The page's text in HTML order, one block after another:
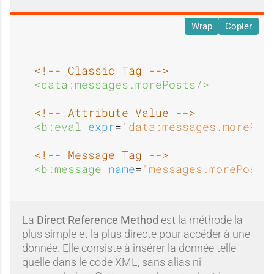
<!-- Classic Tag -->
<data:messages.morePosts/>
<!-- Attribute Value -->
<b:eval expr=
<!-- Message Tag -->
<b:message name=
Wrap Copier
La Direct Reference Method est la méthode la
plus simple et la plus directe pour accéder à une
donnée. Elle consiste à insérer la donnée telle
quelle dans le code XML, sans alias ni